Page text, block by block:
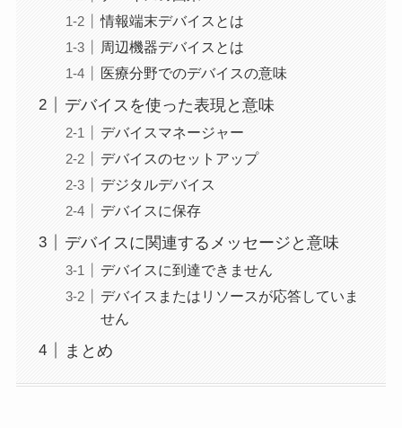
情報端末デバイスとは
周辺機器デバイスとは
医療分野でのデバイスの意味
デバイスを使った表現と意味
デバイスマネージャー
デバイスのセットアップ
デジタルデバイス
デバイスに保存
デバイスに関連するメッセージと意味
デバイスに到達できません
デバイスまたはリソースが応答していま
せん
まとめ